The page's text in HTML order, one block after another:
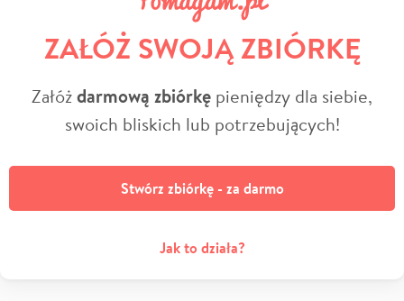
ZAŁÓŻ SWOJĄ ZBIÓRKĘ
Załóżdarmową zbiórkę pieniędzy dla siebie,
swoich bliskich lub potrzebujących!
Stwórz zbiórkę - za darmo
Jak to działa?